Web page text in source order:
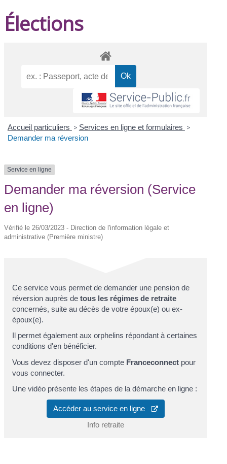
Élections
Accueil particuliers > Services en ligne et formulaires >
Demander ma réversion
Service en ligne
Demander ma réversion (Service
en ligne)
Vérifié le 26/03/2023 - Direction de l'information légale et
administrative (Première ministre)
Ce service vous permet de demander une pension de
réversion auprès detous les régimes de retraite
concernés, suite au décès de votre époux(e) ou ex-
époux(e).
Il permet également aux orphelins répondant à certaines
conditions d'en bénéficier.
Vous devez disposer d'un compte Franceconnect pour
vous connecter.
Une vidéo présente les étapes de la démarche en ligne :
Accéder au service en ligne
Info retraite